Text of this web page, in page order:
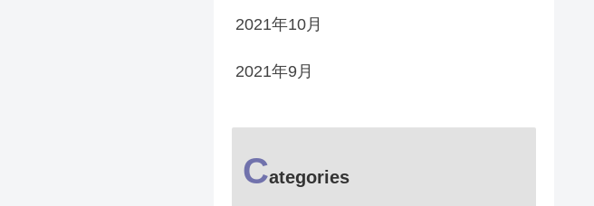
2021年10月
2021年9月
Categories